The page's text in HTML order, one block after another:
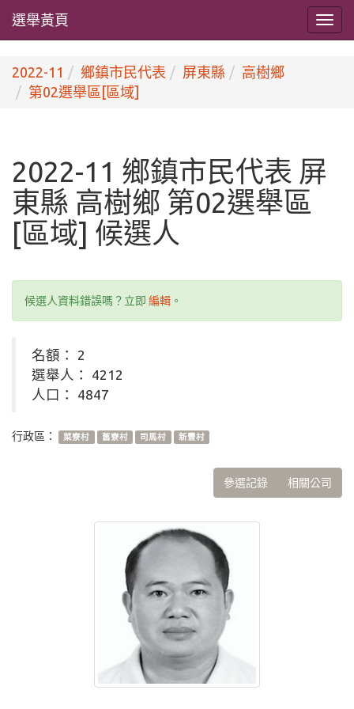
選舉黃頁
2022-11 鄉鎮市民代表 屏東縣
高樹鄉
第02選舉區[區域]
2022-11 鄉鎮市民代表 屏
東縣 高樹鄉 第02選舉區
[區域] 候選人
候選人資料錯誤嗎？立即 編輯 。
名額： 2
選舉人： 4212
人口： 4847
行政區： 菜寮村 舊寮村 司馬村 新豐村
參選記錄 相關公司